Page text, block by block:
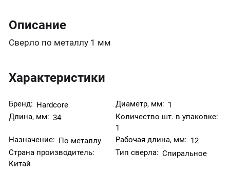
Описание
Сверло по металлу 1 мм
Характеристики
Бренд: Hardcore Диаметр, мм: 1
Длина, мм: 34
Количество шт. в упаковке:
1
Назначение: По металлу Рабочая длина, мм: 12
Страна производитель:
Китай
Тип сверла: Спиральное